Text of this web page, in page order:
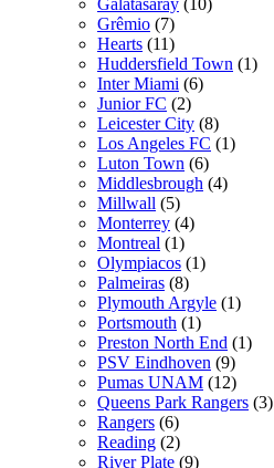
Galatasaray (10)
Grêmio (7)
Hearts (11)
Huddersfield Town (1)
Inter Miami (6)
Junior FC (2)
Leicester City (8)
Los Angeles FC (1)
Luton Town (6)
Middlesbrough (4)
Millwall (5)
Monterrey (4)
Montreal (1)
Olympiacos (1)
Palmeiras (8)
Plymouth Argyle (1)
Portsmouth (1)
Preston North End (1)
PSV Eindhoven (9)
Pumas UNAM (12)
Queens Park Rangers (3)
Rangers (6)
Reading (2)
River Plate (9)